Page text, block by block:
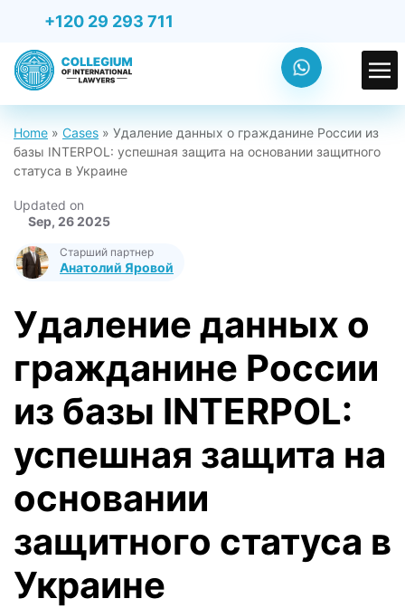
+120 29 293 711
Home » Cases » Удаление данных о гражданине России из
базы INTERPOL: успешная защита на основании защитного
статуса в Украине
Updated on
Sep, 26 2025
Старший партнер
Анатолий Яровой
Удаление данных о
гражданине России
из базы INTERPOL:
успешная защита на
основании
защитного статуса в
Украине